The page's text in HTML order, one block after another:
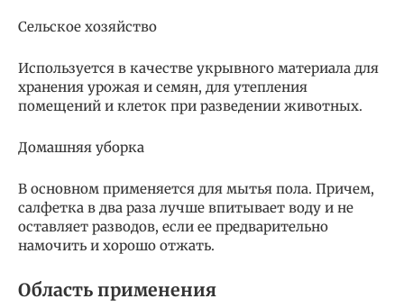
Сельское хозяйство
Используется в качестве укрывного материала для
хранения урожая и семян, для утепления
помещений и клеток при разведении животных.
Домашняя уборка
В основном применяется для мытья пола. Причем,
салфетка в два раза лучше впитывает воду и не
оставляет разводов, если ее предварительно
намочить и хорошо отжать.
Область применения